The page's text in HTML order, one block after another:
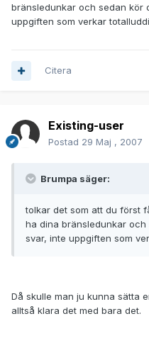
bränsledunkar och sedan kör
uppgiften som verkar
Citera
Existing-user
Postad 29 Maj , 2007
Brumpa säger:
tolkar det som att du först
ha dina bränsledunkar
svar, inte uppgiften som
Då skulle man ju kunna sätta
alltså klara det med bara det.